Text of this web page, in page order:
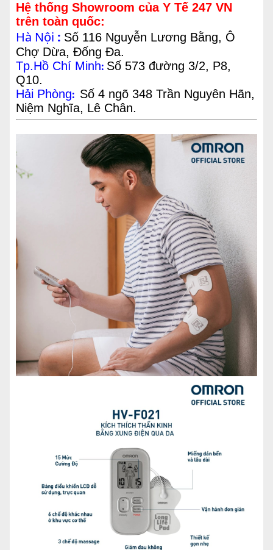
Hệ thống Showroom của Y Tế 247 VN
trên toàn quốc:
Hà Nội : Số 116 Nguyễn Lương Bằng, Ô
Chợ Dừa, Đống Đa.
Tp.Hồ Chí Minh: Số 573 đường 3/2, P8,
Q10.
Hải Phòng: Số 4 ngõ 348 Trần Nguyên Hãn,
Niệm Nghĩa, Lê Chân.